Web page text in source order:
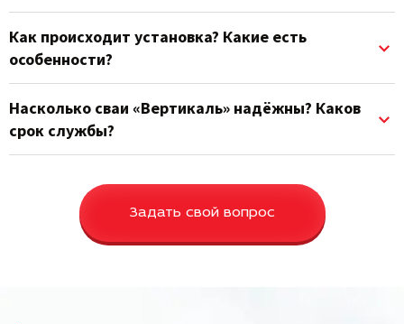
Как происходит установка? Какие есть
особенности?
Насколько сваи «Вертикаль» надёжны? Каков
срок службы?
Задать свой вопрос